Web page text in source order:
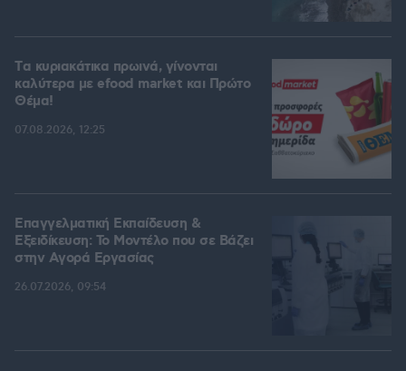
Tα κυριακάτικα πρωινά, γίνονται
καλύτερα με efood market και Πρώτο
Θέμα!
07.08.2026, 12:25
Επαγγελματική Εκπαίδευση &
Εξειδίκευση: Το Mοντέλο που σε Bάζει
στην Aγορά Eργασίας
26.07.2026, 09:54